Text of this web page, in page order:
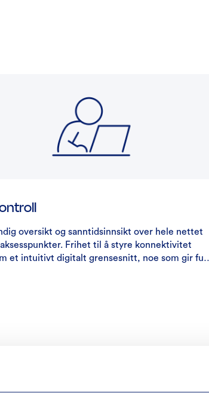
oversikt og sanntidsinnsikt over hele nettet
Frihet til å styre konnektivitet
et intuitivt digitalt grensesnitt, noe som gir full